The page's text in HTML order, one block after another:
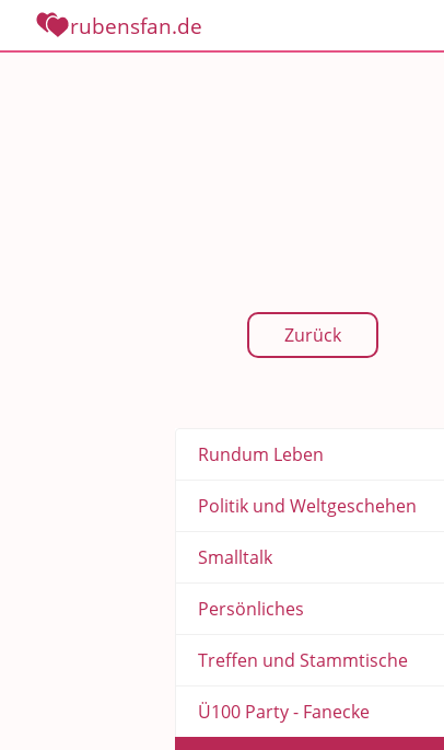
rubensfan.de
Zurück
Rundum Leben
Politik und Weltgeschehen
Smalltalk
Persönliches
Treffen und Stammtische
Ü100 Party - Fanecke